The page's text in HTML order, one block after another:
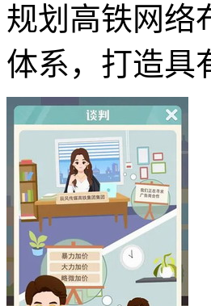
规划高铁网络
体系，打造具